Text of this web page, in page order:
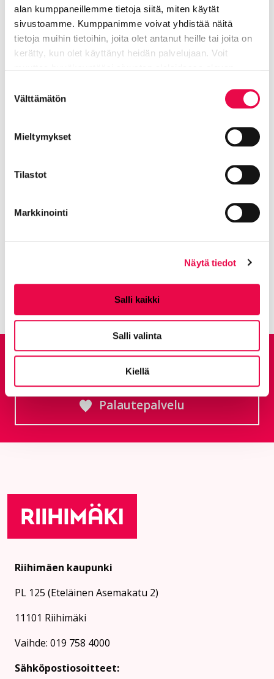
alan kumppaneillemme tietoja siitä, miten käytät
sivustoamme. Kumppanimme voivat yhdistää näitä
tietoja muihin tietoihin, joita olet antanut heille tai joita on
kerätty, kun olet käyttänyt heidän palvelujaan. Voit
valinta
Välttämätön
Mieltymykset
Tilastot
Markkinointi
Näytä tiedot
Salli kaikki
Salli valinta
Kiellä
Sivistyksen ja hyvinvoinnin toimiala
050 574 9927
minna.kajander@riihimaki.fi
Riihimäen musiikkiopisto
Anna palautetta
Palautepalvelu
Siirtyy ulkoiselle
Riihimäen kaupunki
PL 125 (Eteläinen Asemakatu 2)
11101 Riihimäki
Vaihde: 019 758 4000
Sähköpostiosoitteet: